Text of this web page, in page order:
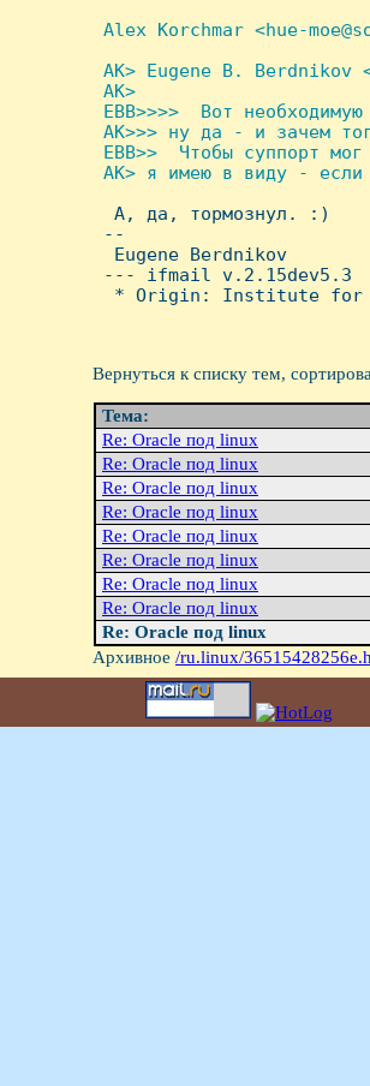
Alex Korchmar <hue-
AK> Eugene B. Berdnikov
AK>
EBB>>>>  Вот
AK>>> ну да - и зачем
EBB>>  Чтобы суппорт
AK> я имею в виду - если
А, да, тормознул. :)
--
  Eugene Berdnikov
--- ifmail v.2.15dev5.3
* Origin: Institute
Вернуться к списку тем,
Тема:
Re: Oracle под linux
Re: Oracle под linux
Re: Oracle под linux
Re: Oracle под linux
Re: Oracle под linux
Re: Oracle под linux
Re: Oracle под linux
Re: Oracle под linux
Re: Oracle под linux
Архивное /ru.linux/